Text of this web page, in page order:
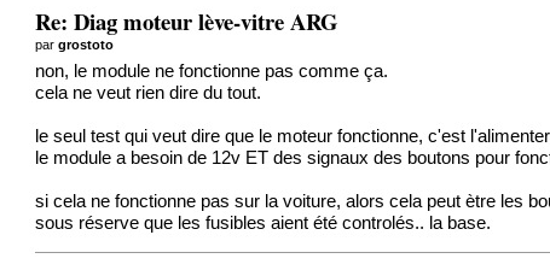
Re: Diag moteur lève-vitre ARG
pargrostoto
non, le module ne fonctionne pas comme ça.
cela ne veut rien dire du tout.
le seul test qui veut dire que le moteur fonctionne, c'est
le module a besoin de 12v ET des signaux des boutons pour
si cela ne fonctionne pas sur la voiture, alors cela peut ètre les
sous réserve que les fusibles aient été controlés.. la base.